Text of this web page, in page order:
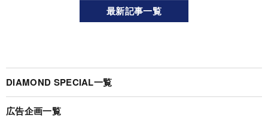
最新記事一覧
DIAMOND SPECIAL一覧
広告企画一覧